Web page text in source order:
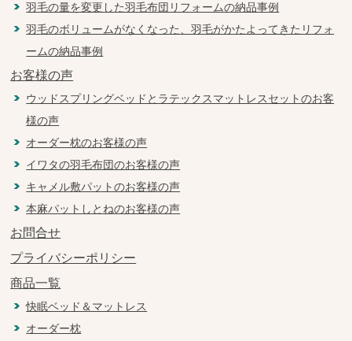
羽毛の量を変更した羽毛布団リフォームの納品事例
羽毛のボリュームがなくなった、羽毛がかたよってきたリフォ
ームの納品事例
お客様の声
ウッドスプリングベッドとラテックスマットレスセットのお客
様の声
オーダー枕のお客様の声
イワタの羽毛布団のお客様の声
キャメル敷パットのお客様の声
本麻パットしとねのお客様の声
お問合せ
プライバシーポリシー
商品一覧
快眠ベッド＆マットレス
オーダー枕